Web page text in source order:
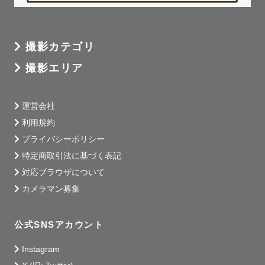
˗ˋˏ　撮影への思い　ˎˊ˗
うまく言葉にできないのに、たしかに胸がぎゅっとなる瞬
間がある。
私はその感情を、ずっと言語化できずにいました。
るために。
撮影カテゴリ
撮影エリア
運営会社
利用規約
プライバシーポリシー
特定商取引法に基づく表記
対応ブラウザについて
カメラマン募集
公式SNSアカウント
Instagram